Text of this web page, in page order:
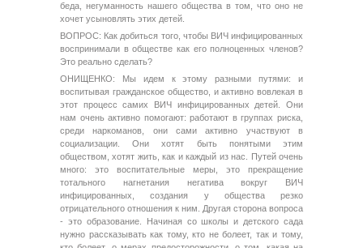
беда, негуманность нашего общества в том, что оно не
хочет усыновлять этих детей.
ВОПРОС: Как добиться того, чтобы ВИЧ инфицированных
воспринимали в обществе как его полноценных членов?
Это реально сделать?
ОНИЩЕНКО: Мы идем к этому разными путями: и
воспитывая гражданское общество, и активно вовлекая в
этот процесс самих ВИЧ инфицированных детей. Они
нам очень активно помогают: работают в группах риска,
среди наркоманов, они сами активно участвуют в
социализации. Они хотят быть понятыми этим
обществом, хотят жить, как и каждый из нас. Путей очень
много: это воспитательные меры, это прекращение
тотального нагнетания негатива вокруг ВИЧ
инфицированных, создания у общества резко
отрицательного отношения к ним. Другая сторона вопроса
- это образование. Начиная со школы и детского сада
нужно рассказывать как тому, кто не болеет, так и тому,